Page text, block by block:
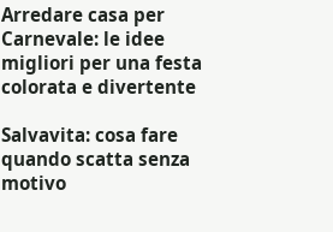
Arredare casa per
Carnevale: le idee
migliori per una festa
colorata e divertente
Salvavita: cosa fare
quando scatta senza
motivo